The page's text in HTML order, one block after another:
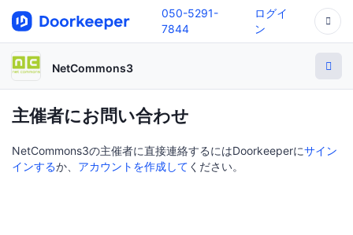
050-5291-
7844
ログイ
ン
NetCommons3
主催者にお問い合わせ
NetCommons3の主催者に直接連絡するにはDoorkeeperにサイン
インするか、 アカウントを作成して ください。